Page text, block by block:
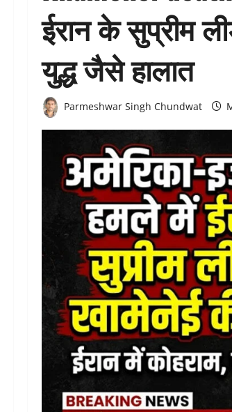
ईरान के सुप्रीम
युद्ध जैसे हालात
Parmeshwar Singh Chundwat